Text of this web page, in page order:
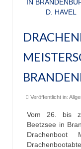
Veröffentlicht in:
Vom 26. bis
Beetzsee in
Drachenboot